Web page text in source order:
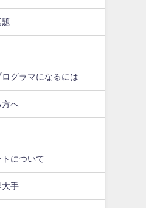
グラマになるには
方へ
について
大手